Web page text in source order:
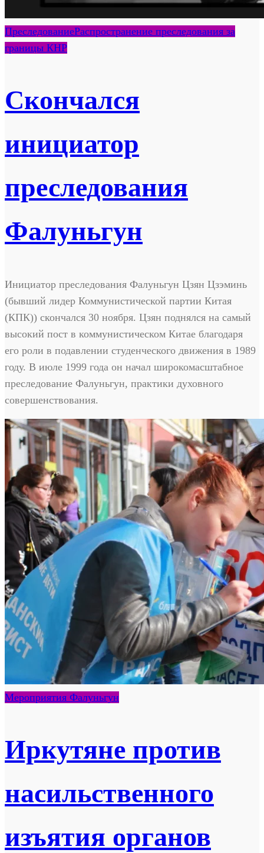
ПреследованиеРаспространение преследования за
границы КНР
Скончался
инициатор
преследования
Фалуньгун
Инициатор преследования Фалуньгун Цзян Цзэминь
(бывший лидер Коммунистической партии Китая
(КПК)) скончался 30 ноября. Цзян поднялся на самый
высокий пост в коммунистическом Китае благодаря
его роли в подавлении студенческого движения в 1989
году. В июле 1999 года он начал широкомасштабное
преследование Фалуньгун, практики духовного
совершенствования.
Мероприятия Фалуньгун
Иркутяне против
насильственного
изъятия органов